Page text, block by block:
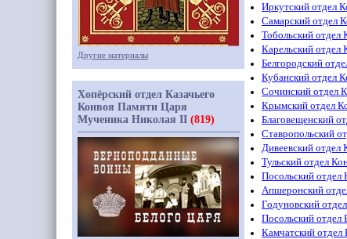
Иркутский отдел
Самарский отдел
Тобольский отдел
Карельский отдел
Белгородский
Кубанский отдел
Сочинский отдел
Крымский отдел
Благовещенский
Ставропольский
Дивеевский отдел
Тульский отдел
Посольский отдел
Апшеронский
Годуновский
Посольский отдел
Камчатский отдел
Другие материалы
Хопёрский отдел Казачьего
Конвоя Памяти Царя
Мученика Николая II (819)